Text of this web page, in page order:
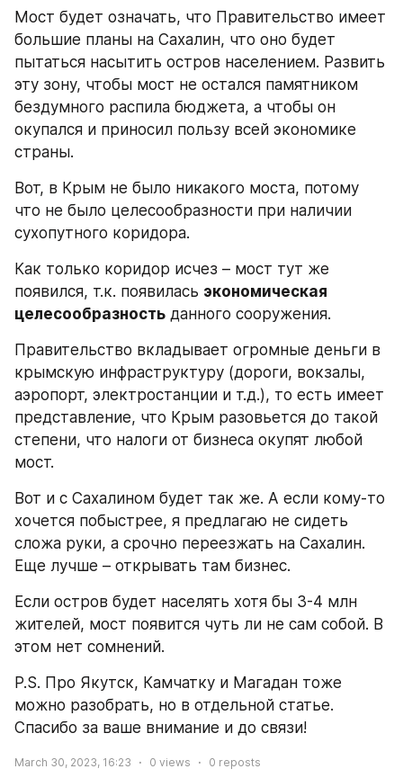
Мост будет означать, что Правительство имеет
большие планы на Сахалин, что оно будет
пытаться насытить остров населением. Развить
эту зону, чтобы мост не остался памятником
бездумного распила бюджета, а чтобы он
окупался и приносил пользу всей экономике
страны.
Вот, в Крым не было никакого моста, потому
что не было целесообразности при наличии
сухопутного коридора.
Как только коридор исчез – мост тут же
появился, т.к. появилась экономическая
целесообразность данного сооружения.
Правительство вкладывает огромные деньги в
крымскую инфраструктуру (дороги, вокзалы,
аэропорт, электростанции и т.д.), то есть имеет
представление, что Крым разовьется до такой
степени, что налоги от бизнеса окупят любой
мост.
Вот и с Сахалином будет так же. А если кому-то
хочется побыстрее, я предлагаю не сидеть
сложа руки, а срочно переезжать на Сахалин.
Еще лучше – открывать там бизнес.
Если остров будет населять хотя бы 3-4 млн
жителей, мост появится чуть ли не сам собой. В
этом нет сомнений.
P.S. Про Якутск, Камчатку и Магадан тоже
можно разобрать, но в отдельной статье.
Спасибо за ваше внимание и до связи!
March 30, 2023, 16:23 0 views 0 reposts